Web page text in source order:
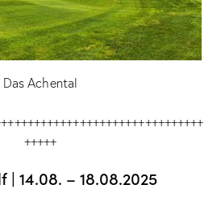
Das Achental
+++++
| 14.08. – 18.08.2025